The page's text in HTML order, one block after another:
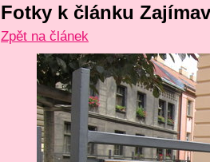
Fotky k článku
Zpět na článek